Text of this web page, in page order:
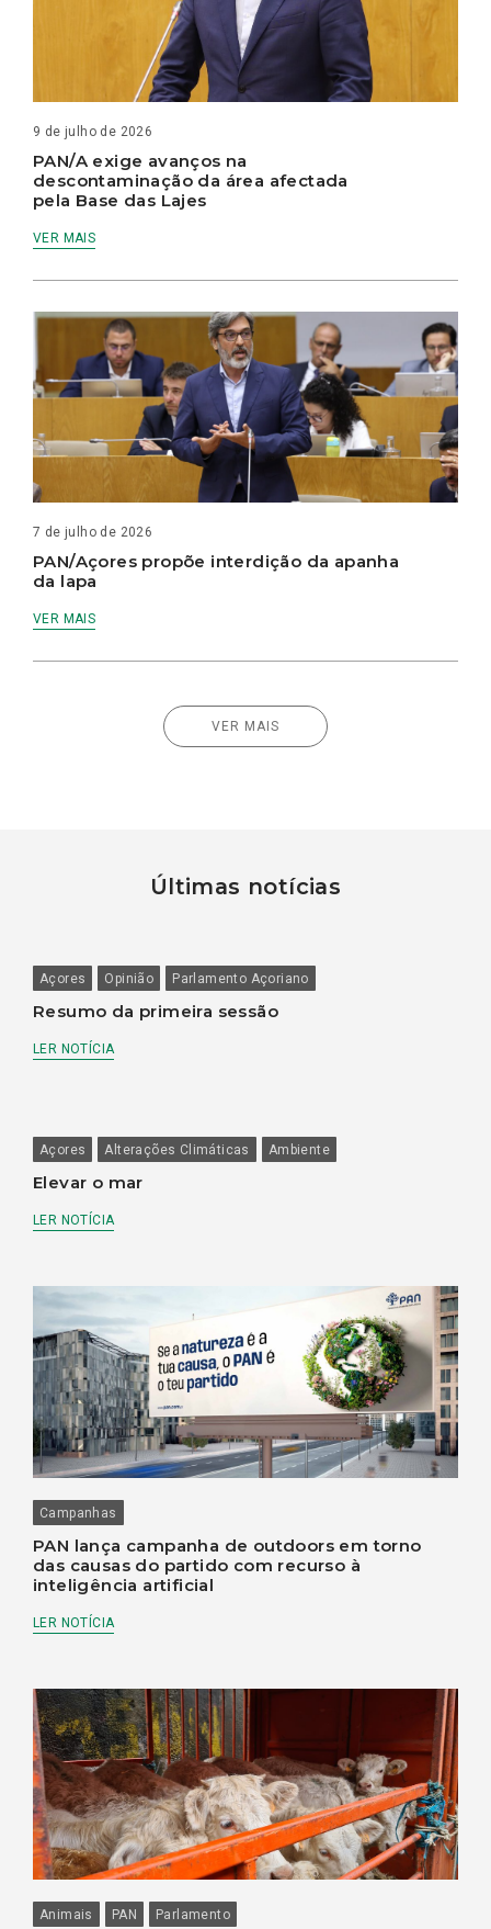
9 de julho de 2026
PAN/A exige avanços na
descontaminação da área afectada
pela Base das Lajes
VER MAIS
7 de julho de 2026
PAN/Açores propõe interdição da apanha
da lapa
VER MAIS
VER MAIS
Últimas notícias
Açores Opinião Parlamento Açoriano
Resumo da primeira sessão
LER NOTÍCIA
Açores Alterações Climáticas Ambiente
Elevar o mar
LER NOTÍCIA
Campanhas
PAN lança campanha de outdoors em torno
das causas do partido com recurso à
inteligência artificial
LER NOTÍCIA
Animais PAN Parlamento